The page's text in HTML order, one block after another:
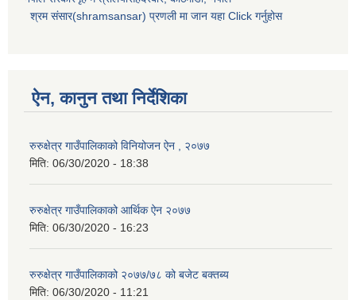
श्रम संसार(shramsansar) प्रणली मा जान यहा Click गर्नुहोस
ऐन, कानुन तथा निर्देशिका
रुरुक्षेत्र गाउँपालिकाको विनियोजन ऐन , २०७७
मिति: 06/30/2020 - 18:38
रुरुक्षेत्र गाउँपालिकाको आर्थिक ऐन २०७७
मिति: 06/30/2020 - 16:23
रुरुक्षेत्र गाउँपालिकाको २०७७/७८ को बजेट बक्तब्य
मिति: 06/30/2020 - 11:21